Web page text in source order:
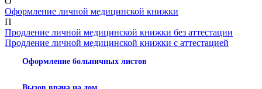
Оформление личной медицинской книжки
П
Продление личной медицинской книжки без аттестации
Продление личной медицинской книжки с аттестацией
Оформление больничных листов